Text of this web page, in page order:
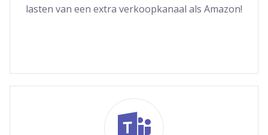
lasten van een extra verkoopkanaal als Amazon!